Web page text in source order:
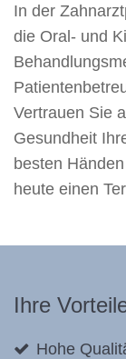
In der
die Oral- und
Vertrauen Sie
Gesundheit
besten
heute einen
Ihre
Hohe